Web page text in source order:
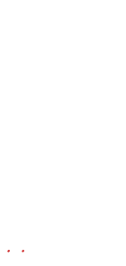
・